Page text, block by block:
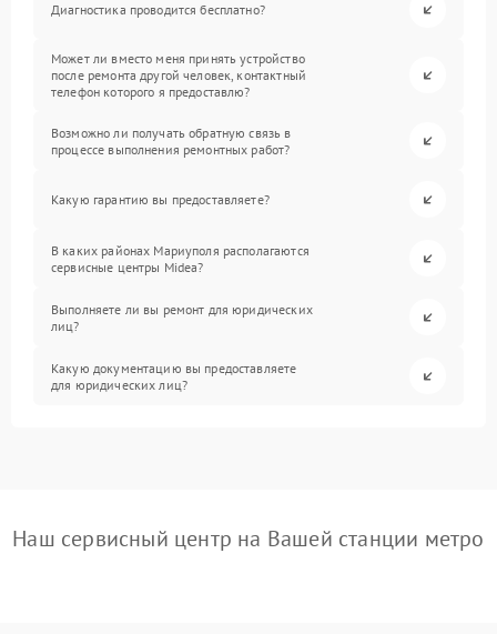
Диагностика проводится бесплатно?
Может ли вместо меня принять устройство
после ремонта другой человек, контактный
телефон которого я предоставлю?
Возможно ли получать обратную связь в
процессе выполнения ремонтных работ?
Какую гарантию вы предоставляете?
В каких районах Мариуполя располагаются
сервисные центры Midea?
Выполняете ли вы ремонт для юридических
лиц?
Какую документацию вы предоставляете
для юридических лиц?
Наш сервисный центр на Вашей станции метро